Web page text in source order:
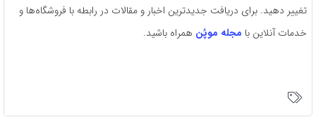
تغییر دهید. برای دریافت جدیدترین اخبار و مقالات در رابطه با فروشگاه‌ها و
خدمات آنلاین با مجله موپُن همراه باشید.